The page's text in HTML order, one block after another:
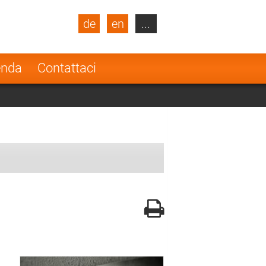
Contattaci
de en
Turkey
Netherlands
...